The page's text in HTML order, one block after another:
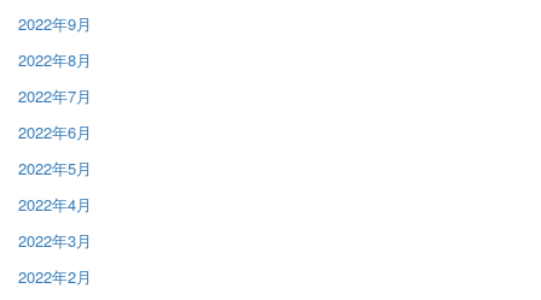
2022年9月
2022年8月
2022年7月
2022年6月
2022年5月
2022年4月
2022年3月
2022年2月